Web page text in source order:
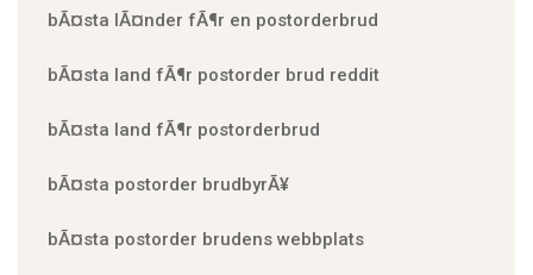
bÃ¤sta lÃ¤nder fÃ¶r en postorderbrud
bÃ¤sta land fÃ¶r postorder brud reddit
bÃ¤sta land fÃ¶r postorderbrud
bÃ¤sta postorder brudbyrÃ¥
bÃ¤sta postorder brudens webbplats